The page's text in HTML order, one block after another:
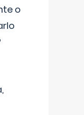
o